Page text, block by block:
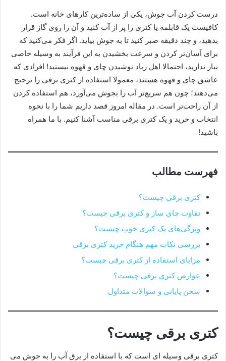
درست کردن آب جوش، یکی از ساده‌ترین کارهای خانه است.
کافیست یک قابلمه یا کتری را پر از آب کنید و آن را روی گاز قرار
بدهید، و چند دقیقه صبر کنید تا به جوش بیاید. اگر فکر می‌کنید که
برای آسان‌تر کردن و سرعت بخشیدن به این فرآیند به وسیله خاصی
نیاز ندارید، احتمالا اهل زیاد نوشیدن چای و قهوه نیستید! افرادی که
عاشق چای و قهوه هستند، معمولا استفاده از کتری برقی را ترجیح
می‌دهند؛ چون هم سریع‌تر آب را بجوش می‌آورد، هم استفاده کردن
از آن راحت‌تر است. در مقاله امروز قصد داریم شما را با نحوه
انتخاب و خرید و یک کتری برقی مناسب آشنا کنیم. با ما همراه
باشید!
فهرست مطالب
کتری برقی چیست؟
تفاوت چای ساز و کتری برقی چیست؟
ویژگی‌های یک کتری خوب چیست؟
بررسی نکات مهم هنگام خرید کتری برقی
مزایای استفاده از کتری برقی چیست؟
عوارض کتری برقی چیست؟
سخن پایانی و سوالات متداول
کتری برقی چیست؟
کتری برقی وسیله ای است که با استفاده از برق آب را به جوش می